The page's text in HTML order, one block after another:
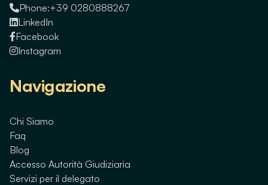
Phone:+39 0280888267
LinkedIn
Facebook
Instagram
Navigazione
Chi Siamo
Faq
Blog
Accesso Autorità Giudiziaria
Servizi per il delegato